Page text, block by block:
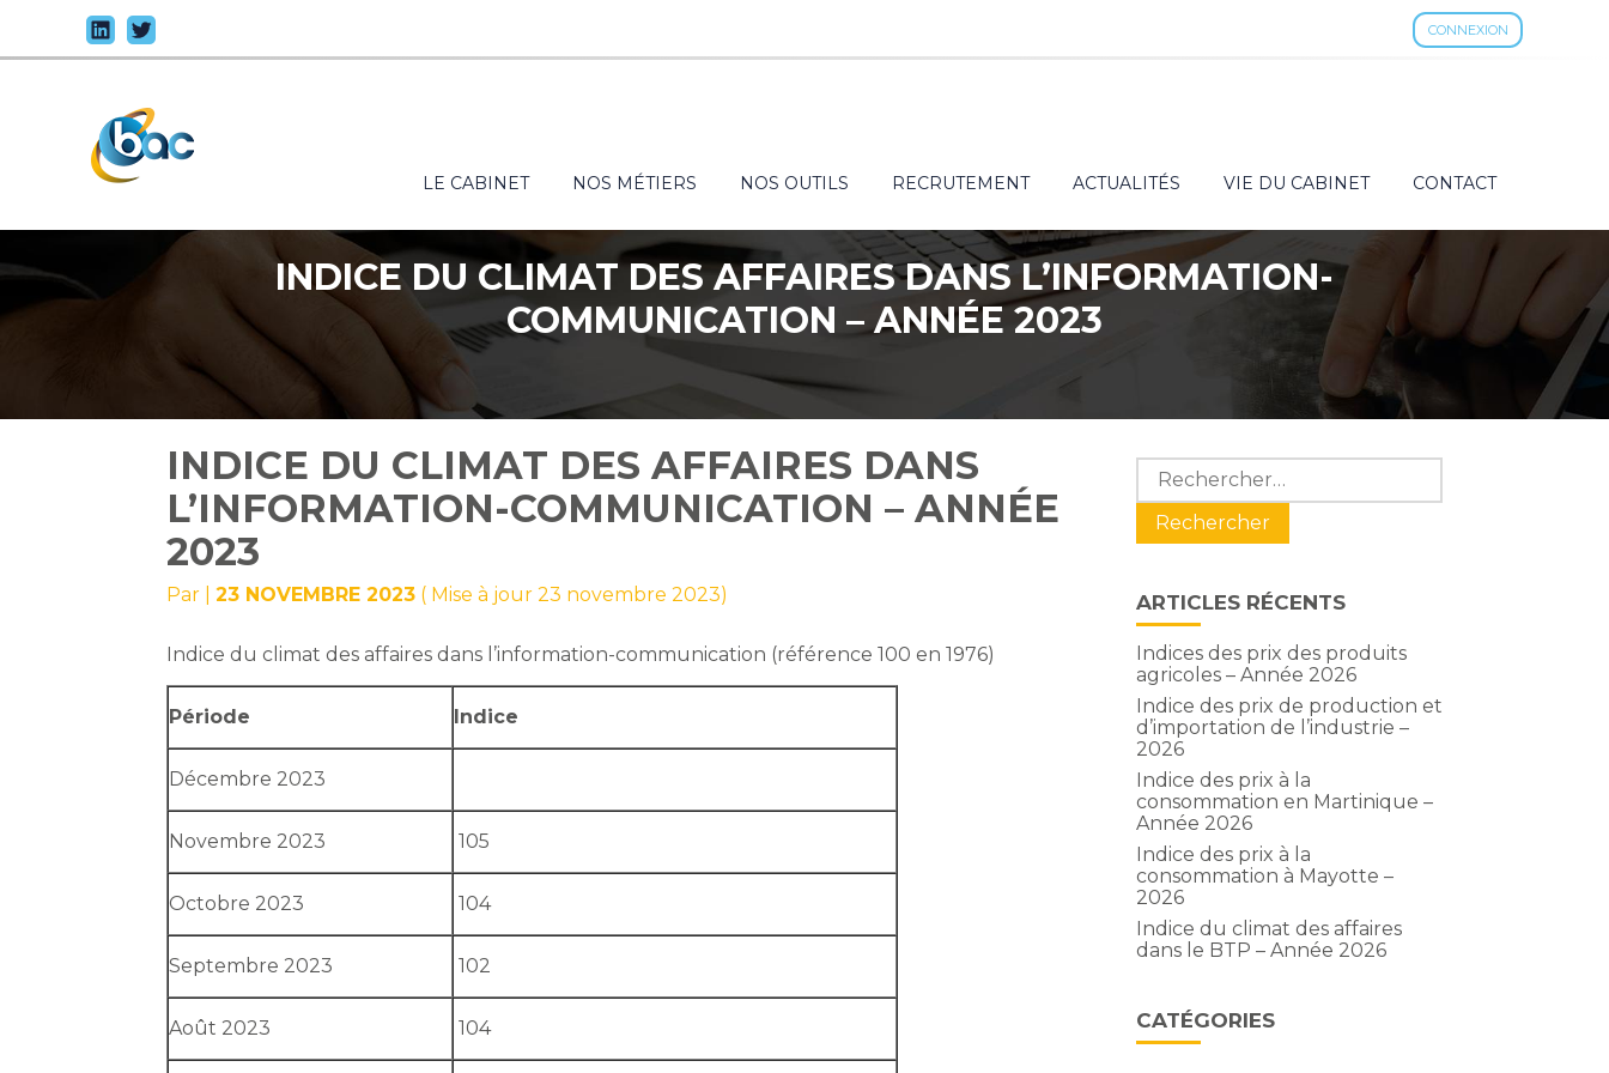
CONNEXION
au
contenu
Principal
LE CABINET NOS MÉTIERS NOS OUTILS RECRUTEMENT ACTUALITÉS VIE DU CABINET CONTACT
INDICE DU CLIMAT DES AFFAIRES DANS L’INFORMATION-
COMMUNICATION – ANNÉE 2023
INDICE DU CLIMAT DES AFFAIRES DANS
L’INFORMATION-COMMUNICATION – ANNÉE
2023
Par |23 NOVEMBRE 2023 ( Mise à jour 23 novembre 2023)
Indice du climat des affaires dans l’information-communication (référence 100 en 1976)
Période Indice
Décembre 2023
Novembre 2023 105
Octobre 2023 104
Septembre 2023 102
Août 2023 104
Blog
sidebar
Rechercher :
ARTICLES RÉCENTS
Indices des prix des produits
agricoles – Année 2026
Indice des prix de production et
d’importation de l’industrie –
2026
Indice des prix à la
consommation en Martinique –
Année 2026
Indice des prix à la
consommation à Mayotte –
2026
Indice du climat des affaires
dans le BTP – Année 2026
CATÉGORIES